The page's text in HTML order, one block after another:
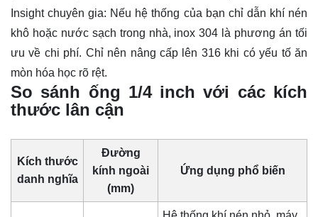
Insight chuyên gia: Nếu hệ thống của bạn chỉ dẫn khí nén
khô hoặc nước sạch trong nhà, inox 304 là phương án tối
ưu về chi phí. Chỉ nên nâng cấp lên 316 khi có yếu tố ăn
mòn hóa học rõ rệt.
So sánh ống 1/4 inch với các kích
thước lân cận
Kích thước
danh nghĩa
Đường
kính ngoài
(mm)
Ứng dụng phổ biến